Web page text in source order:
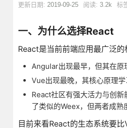
更新日期: 2019-09-25 阅读: 3.2k 标
一、为什么选择React
React是当前前端应用最广泛
Angular出现最早，但其在原
Vue出现最晚，其核心原理
React社区有强大活力与创
了类似的Weex，但两者成熟
目前来看React的生态系统要